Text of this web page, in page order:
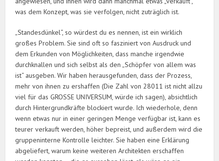
was dem Konzept, was sie verfolgen, nicht zuträglich ist.
„Standesdünkel“, so würdest du es nennen, ist ein wirklich
großes Problem. Sie sind oft so fasziniert von Ausdruck und
dem Erkunden von Möglichkeiten, dass manche irgendwie
durchknallen und sich selbst als den „Schöpfer von allem was
ist“ ausgeben. Wir haben herausgefunden, dass der Prozess,
mehr von ihnen zu ershaffen (Die Zahl von 28011 ist nicht allzu
viel für das GROSSE UNIVERSUM, würde ich sagen), absichtlich
durch Hintergrundkräfte blockiert wurde. Ich wiederhole, denn
wenn etwas nur in einer geringen Menge verfügbar ist, kann es
teurer verkauft werden, höher bepreist, und außerdem wird die
gruppeninterne Kontrolle leichter. Sie haben eine Erklärung
abgeliefert, warum keine weiteren Architekten erschaffen